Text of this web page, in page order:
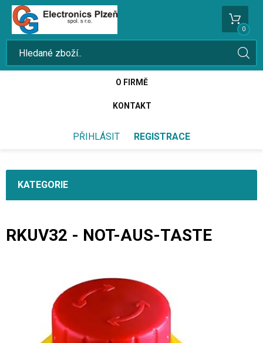
0
O FIRMĚ
KONTAKT
PŘIHLÁSIT REGISTRACE
KATEGORIE
RKUV32 - NOT-AUS-TASTE